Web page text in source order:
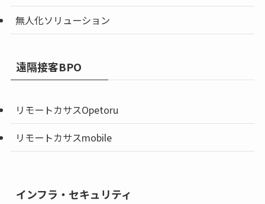
無人化ソリューション
遠隔接客BPO
リモートカサスOpetoru
リモートカサスmobile
インフラ・セキュリティ